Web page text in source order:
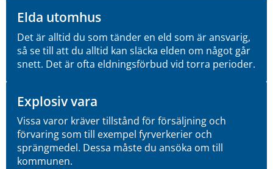
Elda utomhus
Det är alltid du som tänder en eld som är ansvarig,
så se till att du alltid kan släcka elden om något går
snett. Det är ofta eldningsförbud vid torra perioder.
Explosiv vara
Vissa varor kräver tillstånd för försäljning och
förvaring som till exempel fyrverkerier och
sprängmedel. Dessa måste du ansöka om till
kommunen.